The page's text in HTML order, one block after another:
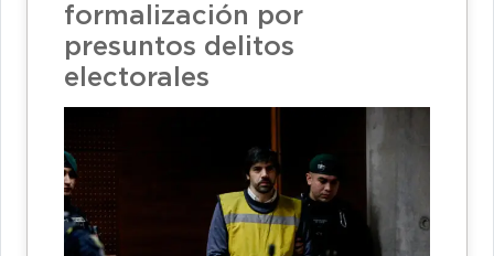
formalización por
presuntos delitos
electorales